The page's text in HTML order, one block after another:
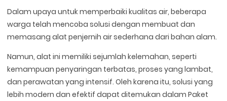
Dalam upaya untuk memperbaiki kualitas air, beberapa
warga telah mencoba solusi dengan membuat dan
memasang alat penjernih air sederhana dari bahan alam.
Namun, alat ini memiliki sejumlah kelemahan, seperti
kemampuan penyaringan terbatas, proses yang lambat,
dan perawatan yang intensif. Oleh karena itu, solusi yang
lebih modern dan efektif dapat ditemukan dalam Paket